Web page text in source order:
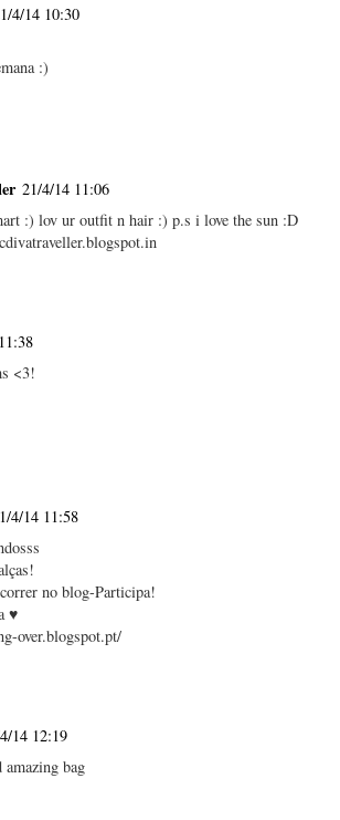
4/14 10:30
:)
21/4/14 11:06
:) lov ur outfit n hair :) p.s i love the sun :D
<3!
4/14 11:58
no blog-Participa!
♥
over.blogspot.pt/
14 12:19
bag